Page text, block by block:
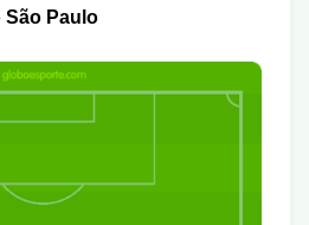
São Paulo